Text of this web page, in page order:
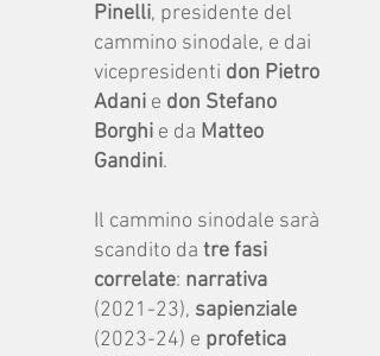
Pinelli, presidente del
cammino sinodale, e dai
vicepresidenti don Pietro
Adani e don Stefano
Borghi e da Matteo
Gandini.
Il cammino sinodale sarà
scandito da tre fasi
correlate: narrativa
(2021-23), sapienziale
(2023-24) e profetica